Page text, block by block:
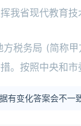
我省现代教育
方税务局 (简称
。按照中央和
有变化答案会不一